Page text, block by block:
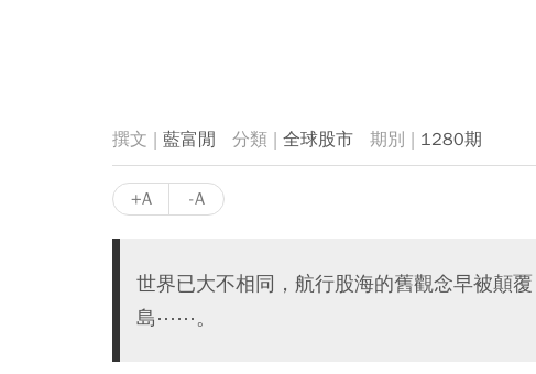
藍富閒 全球股市 1280期
+A -A
世界已大不相同，航行股海的舊觀念早被顛
島⋯⋯。